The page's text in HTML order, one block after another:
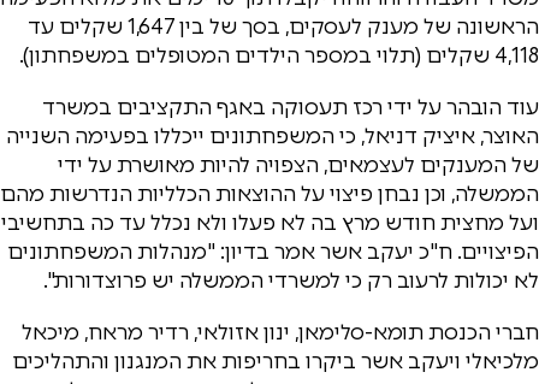
הראשונה של מענק לעסקים, בסך של בין 1,647 שקלים עד
4,118 שקלים (תלוי במספר הילדים המטופלים במשפחתון).
עוד הובהר על ידי רכז תעסוקה באגף התקציבים במשרד
האוצר, איציק דניאל, כי המשפחתונים ייכללו בפעימה השנייה
של המענקים לעצמאים, הצפויה להיות מאושרת על ידי
הממשלה, וכן נבחן פיצוי על ההוצאות הכלליות הנדרשות מהם
ועל מחצית חודש מרץ בה לא פעלו ולא נכלל עד כה בתחשיבי
הפיצויים. ח"כ יעקב אשר אמר בדיון: "מנהלות המשפחתונים
לא יכולות לרעוב רק כי למשרדי הממשלה יש פרוצדורות".
חברי הכנסת תומא-סלימאן, ינון אזולאי, רדיר מראח, מיכאל
מלכיאלי ויעקב אשר ביקרו בחריפות את המנגנון והתהליכים